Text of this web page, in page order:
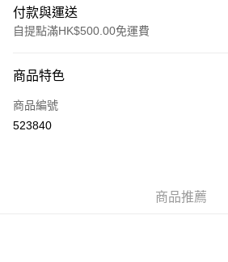
付款與運送
自提點滿HK$500.00免運費
信用卡
AlipayHK
每筆HK$40.00，滿HK$500.00或以上免運費
商品特色
商品編號
523840
商品推薦